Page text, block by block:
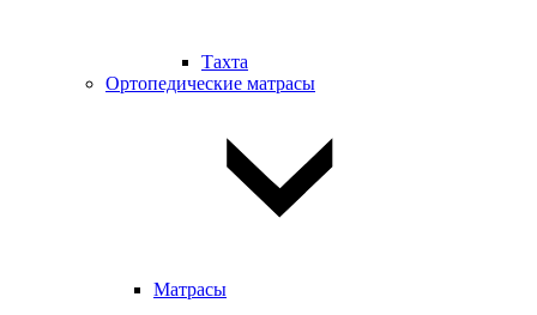
Тахта
Ортопедические матрасы
Матрасы